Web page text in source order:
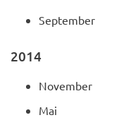
September
2014
November
Mai